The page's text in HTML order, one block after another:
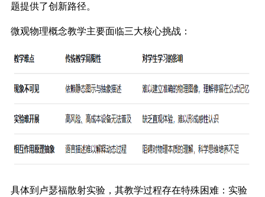
题提供了创新路径。
微观物理概念教学主要面临三大核心挑战：
具体到卢瑟福散射实验，其教学过程存在特殊困难：实验